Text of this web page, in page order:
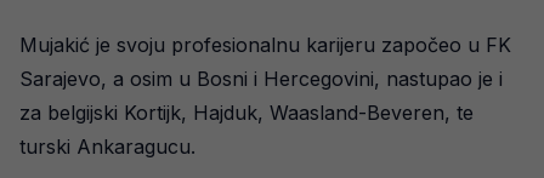
Mujakić je svoju profesionalnu karijeru započeo u FK
Sarajevo, a osim u Bosni i Hercegovini, nastupao je i
za belgijski Kortijk, Hajduk, Waasland-Beveren, te
turski Ankaragucu.